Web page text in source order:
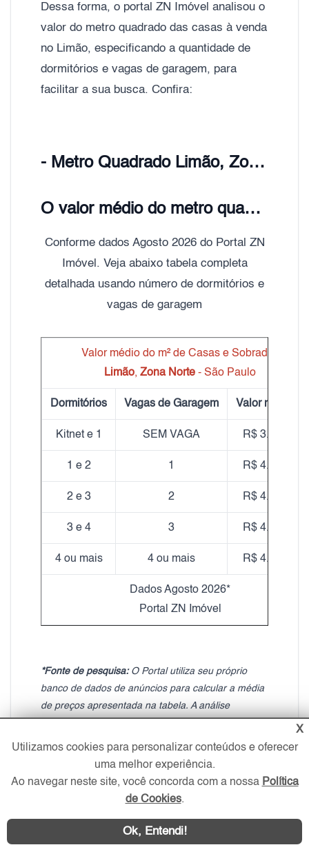
Dessa forma, o portal ZN Imóvel analisou o
valor do metro quadrado das casas à venda
no Limão, especificando a quantidade de
dormitórios e vagas de garagem, para
facilitar a sua busca. Confira:
- Metro Quadrado Limão, Zona Norte de São Paulo;
O valor médio do metro quadrado de Casas e Sobrados Limão é de R$ 4.100,00
Conforme dados Agosto 2026 do Portal ZN
Imóvel. Veja abaixo tabela completa
detalhada usando número de dormitórios e
vagas de garagem
Valor médio do m² de Casas e Sobrados
Limão, Zona Norte - São Paulo
Dormitórios Vagas de Garagem Valor médio m²
Kitnet e 1 SEM VAGA R$ 3.573,86
1 e 2 1 R$ 4.180,77
2 e 3 2 R$ 4.415,55
3 e 4 3 R$ 4.231,23
4 ou mais 4 ou mais R$ 4.185,98
Dados Agosto 2026*
Portal ZN Imóvel
*Fonte de pesquisa:O Portal utiliza seu próprio
banco de dados de anúncios para calcular a média
de preços apresentada na tabela. A análise
mobília, decoração, localização exata, idade do
X
Utilizamos cookies para personalizar conteúdos e oferecer
uma melhor experiência.
Ao navegar neste site, você concorda com a nossa Política
de Cookies.
Ok, Entendi!